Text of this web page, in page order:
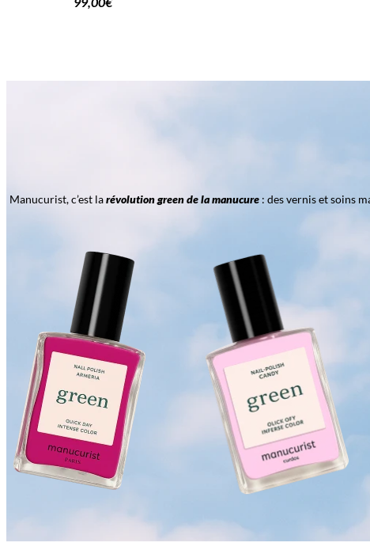
Manucurist, c’est larévolution green de la manucure: des vernis et soins